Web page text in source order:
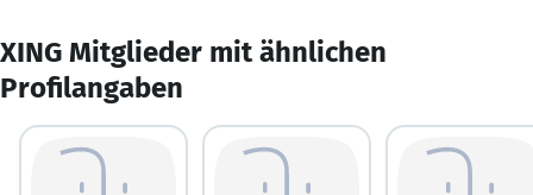
XING Mitglieder mit ähnlichen
Profilangaben